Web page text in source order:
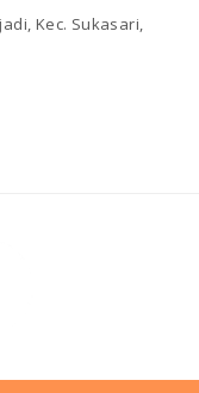
Kec. Sukasari,